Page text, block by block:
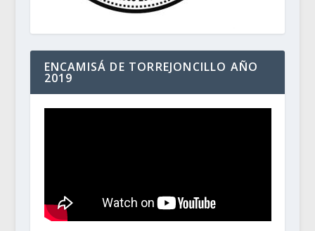
ENCAMISÁ DE TORREJONCILLO AÑO
2019